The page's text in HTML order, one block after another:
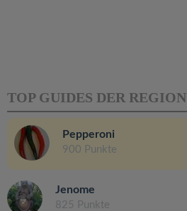
TOP GUIDES DER REGION
Pepperoni
900 Punkte
Jenome
825 Punkte